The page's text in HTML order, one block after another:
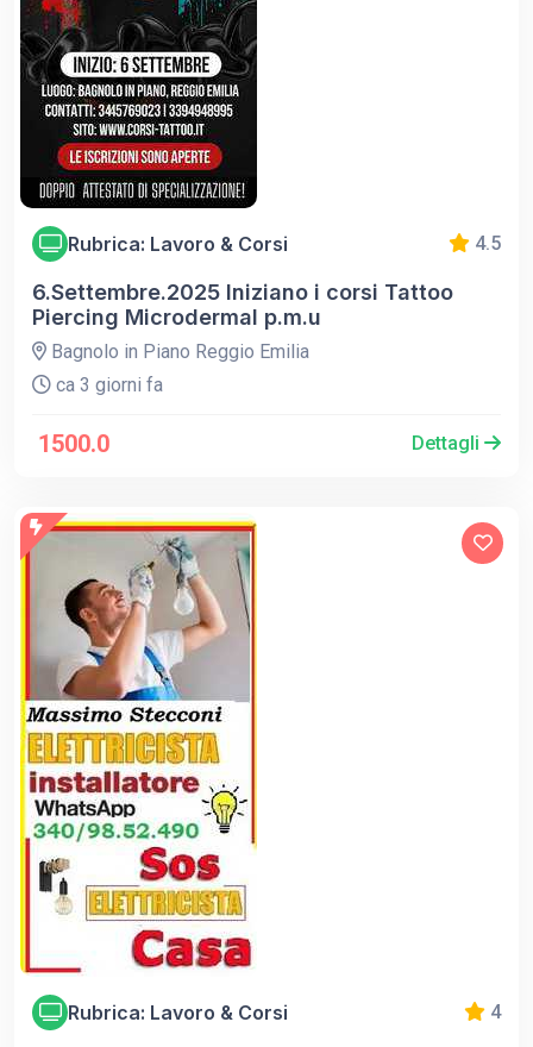
Rubrica: Lavoro & Corsi 4.5
6.Settembre.2025 Iniziano i corsi Tattoo
Piercing Microdermal p.m.u
Bagnolo in Piano Reggio Emilia
ca 3 giorni fa
1500.0 Dettagli
Rubrica: Lavoro & Corsi 4